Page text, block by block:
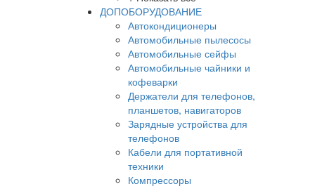
ДОПОБОРУДОВАНИЕ
Автокондиционеры
Автомобильные пылесосы
Автомобильные сейфы
Автомобильные чайники и
кофеварки
Держатели для телефонов,
планшетов, навигаторов
Зарядные устройства для
телефонов
Кабели для портативной
техники
Компрессоры